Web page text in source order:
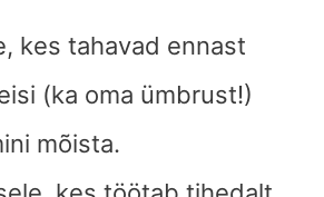
kes tahavad ennast
(ka oma ümbrust!)
mõista.